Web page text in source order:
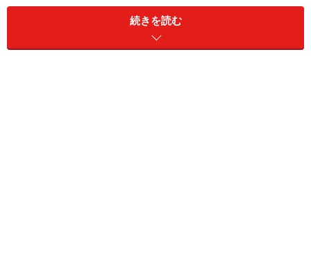
える割安優良株３選！を発表したいと思います。トルコ
リラの急落で混乱する金融市場ですが、こういう時こそ
続きを読む